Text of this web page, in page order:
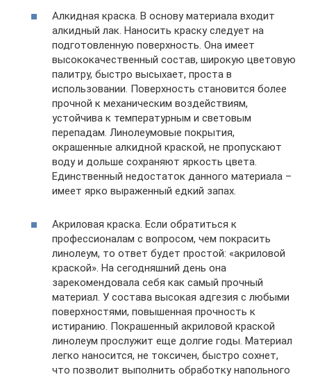
Алкидная краска. В основу материала входит
алкидный лак. Наносить краску следует на
подготовленную поверхность. Она имеет
высококачественный состав, широкую цветовую
палитру, быстро высыхает, проста в
использовании. Поверхность становится более
прочной к механическим воздействиям,
устойчива к температурным и световым
перепадам. Линолеумовые покрытия,
окрашенные алкидной краской, не пропускают
воду и дольше сохраняют яркость цвета.
Единственный недостаток данного материала –
имеет ярко выраженный едкий запах.
Акриловая краска. Если обратиться к
профессионалам с вопросом, чем покрасить
линолеум, то ответ будет простой: «акриловой
краской». На сегодняшний день она
зарекомендовала себя как самый прочный
материал. У состава высокая адгезия с любыми
поверхностями, повышенная прочность к
истиранию. Покрашенный акриловой краской
линолеум прослужит еще долгие годы. Материал
легко наносится, не токсичен, быстро сохнет,
что позволит выполнить обработку напольного